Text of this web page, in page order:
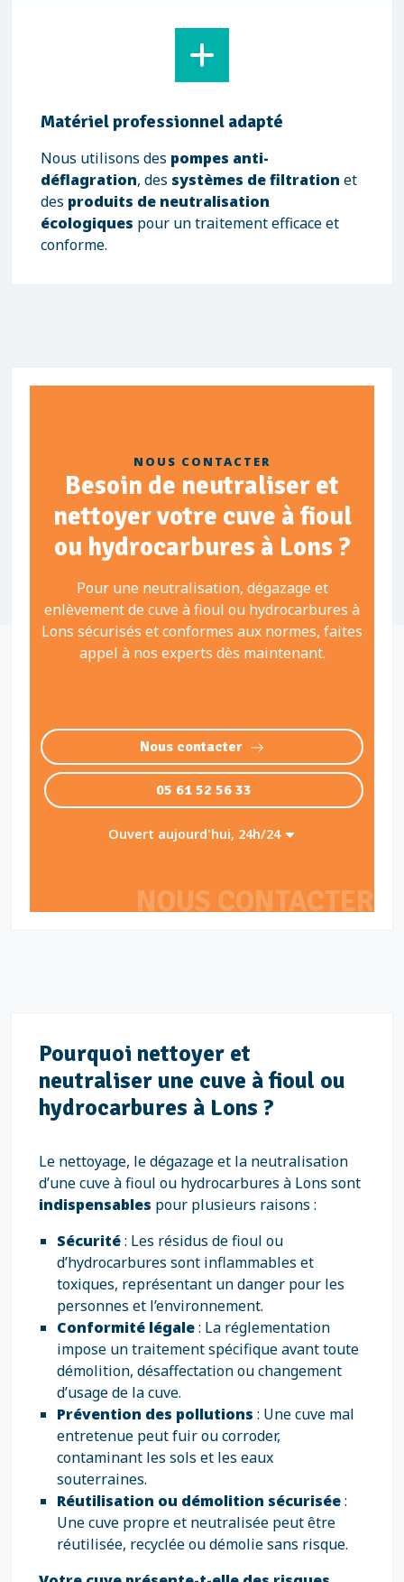
Matériel professionnel adapté
Nous utilisons des pompes anti-
déflagration, des systèmes de filtration et
des produits de neutralisation
écologiques pour un traitement efficace et
conforme.
NOUS CONTACTER
NOUS CONTACTER
Besoin de neutraliser et
nettoyer votre cuve à fioul
ou hydrocarbures à Lons ?
Pour une neutralisation, dégazage et
enlèvement de cuve à fioul ou hydrocarbures à
Lons sécurisés et conformes aux normes, faites
appel à nos experts dès maintenant.
Nous contacter
05 61 52 56 33
Ouvert aujourd'hui, 24h/24
Pourquoi nettoyer et
neutraliser une cuve à fioul ou
hydrocarbures à Lons ?
Le nettoyage, le dégazage et la neutralisation
d’une cuve à fioul ou hydrocarbures à Lons sont
indispensables pour plusieurs raisons :
Sécurité: Les résidus de fioul ou
d’hydrocarbures sont inflammables et
toxiques, représentant un danger pour les
personnes et l’environnement.
Conformité légale: La réglementation
impose un traitement spécifique avant toute
démolition, désaffectation ou changement
d’usage de la cuve.
Prévention des pollutions : Une cuve mal
entretenue peut fuir ou corroder,
contaminant les sols et les eaux
souterraines.
Réutilisation ou démolition sécurisée:
Une cuve propre et neutralisée peut être
réutilisée, recyclée ou démolie sans risque.